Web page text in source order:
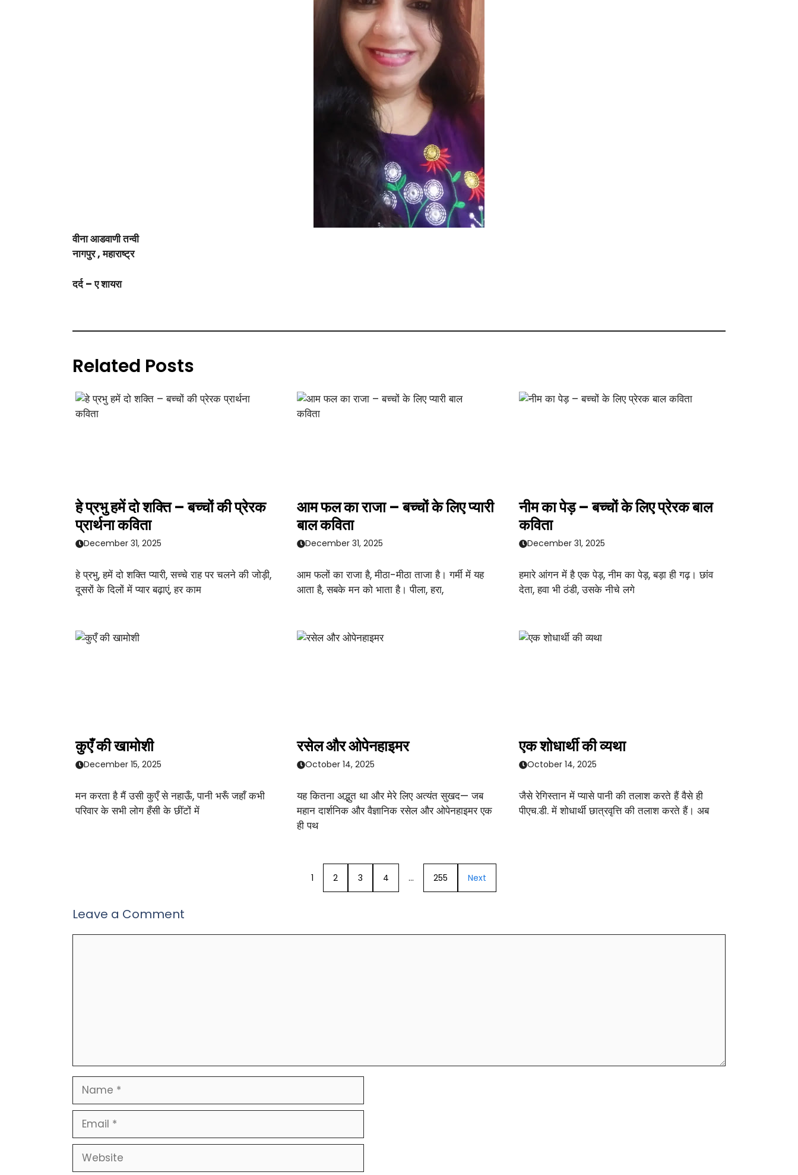
वीना आडवाणी तन्वी
नागपुर , महाराष्ट्र
दर्द – ए शायरा
Related Posts
हे प्रभु हमें दो शक्ति – बच्चों की प्रेरक
प्रार्थना कविता
December 31, 2025
हे प्रभु, हमें दो शक्ति प्यारी, सच्चे राह पर चलने की जोड़ी,
दूसरों के दिलों में प्यार बढ़ाएं, हर काम
आम फल का राजा – बच्चों के लिए प्यारी
बाल कविता
December 31, 2025
आम फलों का राजा है, मीठा-मीठा ताजा है। गर्मी में यह
आता है, सबके मन को भाता है। पीला, हरा,
नीम का पेड़ – बच्चों के लिए प्रेरक बाल
कविता
December 31, 2025
हमारे आंगन में है एक पेड़, नीम का पेड़, बड़ा ही गढ़। छांव
देता, हवा भी ठंडी, उसके नीचे लगे
कुएँ की खामोशी
December 15, 2025
मन करता है मैं उसी कुएँ से नहाऊँ, पानी भरूँ जहाँ कभी
परिवार के सभी लोग हँसी के छींटों में
रसेल और ओपेनहाइमर
October 14, 2025
यह कितना अद्भुत था और मेरे लिए अत्यंत सुखद— जब
महान दार्शनिक और वैज्ञानिक रसेल और ओपेनहाइमर एक
ही पथ
एक शोधार्थी की व्यथा
October 14, 2025
जैसे रेगिस्तान में प्यासे पानी की तलाश करते हैं वैसे ही
पीएच.डी. में शोधार्थी छात्रवृत्ति की तलाश करते हैं। अब
1 2 3 4 … 255 Next
Leave a Comment
Name
Email
Website